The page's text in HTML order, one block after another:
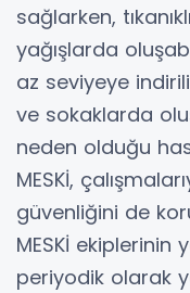
sağlarken,
yağışlarda
az seviyeye
ve sokaklarda
neden olduğu
MESKİ,
güvenliğini de
MESKİ
periyodik olarak